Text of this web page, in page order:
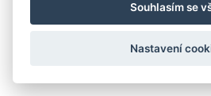
Souhlasím se
Nastavení